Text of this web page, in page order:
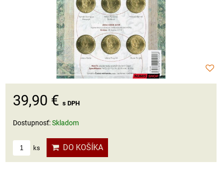
39,90 € s DPH
Dostupnosť:Skladom
ks DO KOŠÍKA